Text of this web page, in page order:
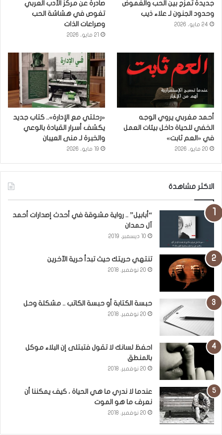
جديدة تمزج بين الحب والغموض
وحدود الجنون لـ علاء ذيب
24 مايو، 2026
صادرة عن مركز الأدب العربي
تغوص في هشاشة الحب
وصراعات الذات
21 مايو، 2026
أحمد مغربي يروي الوجه
الخفي للحياة داخل بيئات العمل
في «العم ثابت»
20 مايو، 2026
«رحلتي مع الإدارة».. كتاب جديد
يكشف أسرار القيادة بالوعي
والخبرة لـ منى العيبان
19 مايو، 2026
الاكثر مشاهدة
“أبابيل” .. رواية مشوقة في أحدث إصدارات أحمد
آل حمدان
10 ديسمبر، 2019
تنتهي حريتك حيث تبدأ حرية الآخرين
20 نوفمبر، 2018
حبسة الكتابة أو حبسة الكاتب .. مشكلة وحل
20 نوفمبر، 2018
احفظ لسانك لا تقول فتبتلى إن البلاء موكل
بالمنطق
20 نوفمبر، 2018
عندما لا ندري ما هي الحياة ، كيف يمكننا أن
نعرف ما هو الموت
20 نوفمبر، 2018